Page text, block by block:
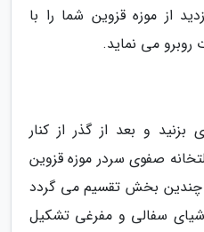
از موزه قزوین شما را با
روبرو می نماید.
و بعد از گذر از کنار
صفوی سردر موزه قزوین
چندین بخش تقسیم می گردد
سفالی و مفرغی تشکیل